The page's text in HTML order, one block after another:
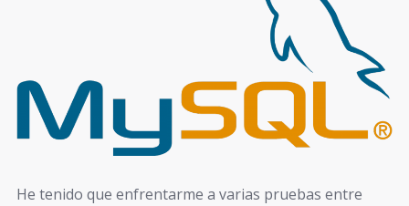
He tenido que enfrentarme a varias pruebas entre